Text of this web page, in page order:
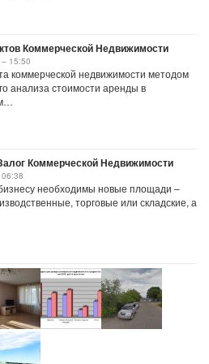
Коммерческой Недвижимости
15:50
коммерческой недвижимости методом
анализа стоимости аренды в
Коммерческой Недвижимости
необходимы новые площади –
торговые или складские, а